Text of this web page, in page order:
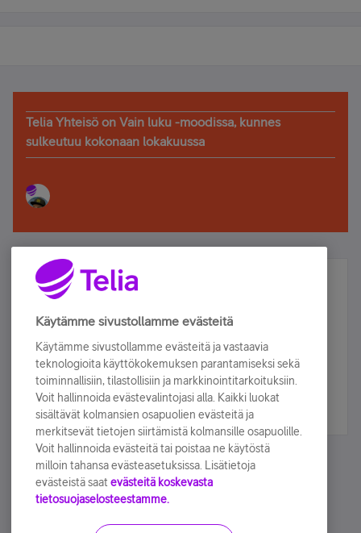
Telia Yhteisö on Vain luku -moodissa, kunnes
sulkeutuu kokonaan lokakuussa
Älä jää paitsi – osallistu ja voita!
Tilaa Telian uutiskirje ja olet mukana arvonnassa.
sähköpostiisi.
Tilaa nyt
Käytämme sivustollamme evästeitä
Käytämme sivustollamme evästeitä ja vastaavia
teknologioita käyttökokemuksen parantamiseksi sekä
toiminnallisiin, tilastollisiin ja markkinointitarkoituksiin.
Voit hallinnoida evästevalintojasi alla. Kaikki luokat
sisältävät kolmansien osapuolien evästeitä ja
merkitsevät tietojen siirtämistä kolmansille osapuolille.
Voit hallinnoida evästeitä tai poistaa ne käytöstä
milloin tahansa evästeasetuksissa. Lisätietoja
evästeistä saat evästeitä koskevasta
tietosuojaselosteestamme.